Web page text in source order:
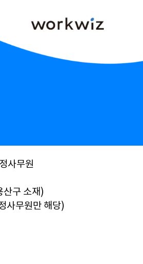
사무원
산구 소재)
사무원만 해당)